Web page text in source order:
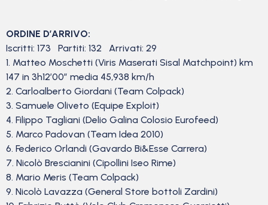
ORDINE D’ARRIVO:
Iscritti: 173 Partiti: 132 Arrivati: 29
1. Matteo Moschetti (Viris Maserati Sisal Matchpoint) km
147 in 3h12’00” media 45,938 km/h
2. Carloalberto Giordani (Team Colpack)
3. Samuele Oliveto (Equipe Exploit)
4. Filippo Tagliani (Delio Galina Colosio Eurofeed)
5. Marco Padovan (Team Idea 2010)
6. Federico Orlandi (Gavardo Bi&Esse Carrera)
7. Nicolò Brescianini (Cipollini Iseo Rime)
8. Mario Meris (Team Colpack)
9. Nicolò Lavazza (General Store bottoli Zardini)